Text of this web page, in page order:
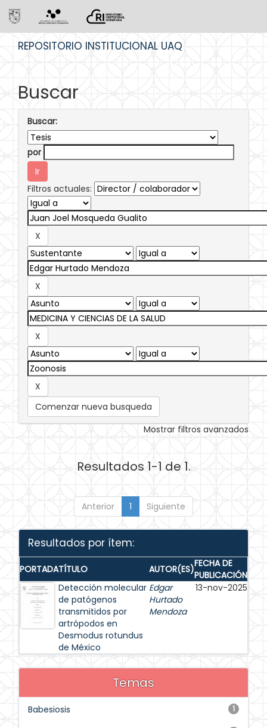
REPOSITORIO INSTITUCIONAL UAQ
Buscar
Buscar:
por
Filtros actuales:
Comenzar nueva busqueda
Mostrar filtros avanzados
Resultados 1-1 de 1.
Anterior 1 Siguiente
Resultados por ítem:
PORTADATÍTULO AUTOR(ES)FECHA DE
PUBLICACIÓN
Detección molecular
de patógenos
transmitidos por
artrópodos en
Desmodus rotundus
de México
Edgar
Hurtado
Mendoza
13-nov-2025
Temas
1
Babesiosis